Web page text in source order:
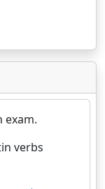
exam.
verbs